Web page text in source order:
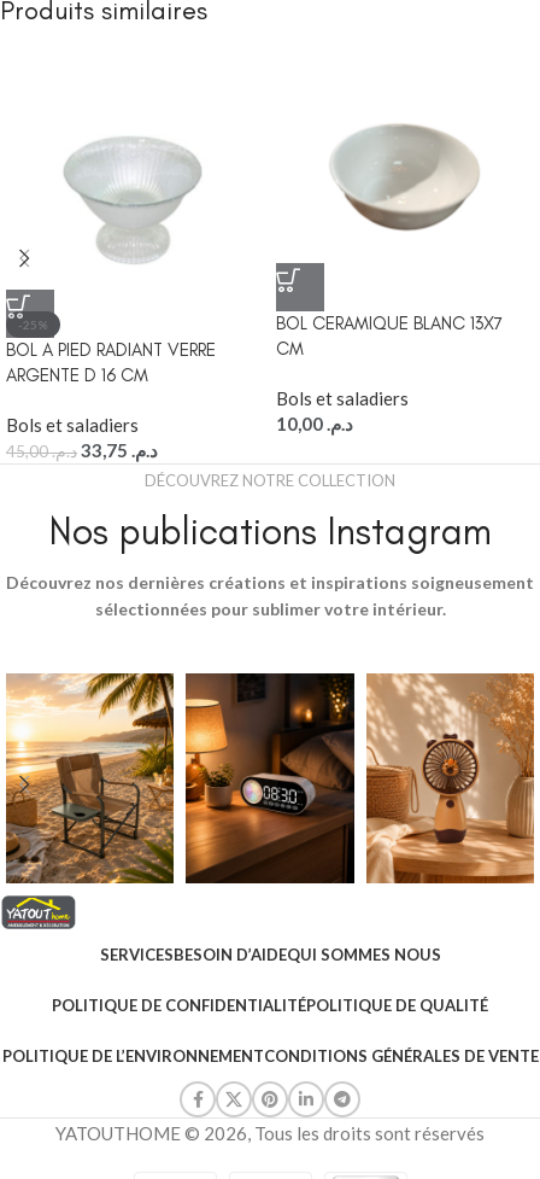
Produits similaires
-25%
BOL A PIED RADIANT VERRE
ARGENTE D 16 CM
Bols et saladiers
د.م.45,00 د.م.
BOL CERAMIQUE BLANC 13X7
CM
Bols et saladiers
د.م.
DÉCOUVREZ NOTRE COLLECTION
Nos publications Instagram
Découvrez nos dernières créations et inspirations soigneusement
sélectionnées pour sublimer votre intérieur.
SERVICESBESOIN D’AIDEQUI SOMMES NOUS
POLITIQUE DE CONFIDENTIALITÉPOLITIQUE DE QUALITÉ
POLITIQUE DE L’ENVIRONNEMENTCONDITIONS GÉNÉRALES DE VENTE
YATOUTHOME © 2026, Tous les droits sont réservés